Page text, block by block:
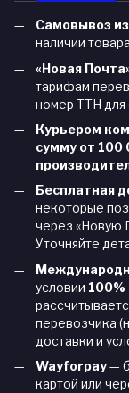
Самовывоз
наличии
«Новая
тарифам
номер ТТН для
Курьером
сумму от 100
Бесплатная
некоторые
через «Новую
Уточняйте
условии
перевозчика
доставки и
Wayforpay—
картой или